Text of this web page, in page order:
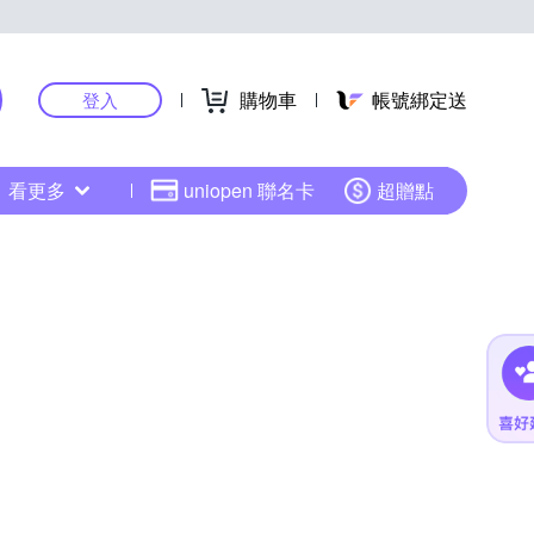
登入 購物車 帳號綁定送
看更多 uniopen 聯名卡 超贈點